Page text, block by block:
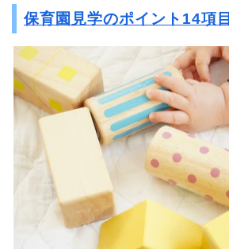
保育園見学のポイント14項目